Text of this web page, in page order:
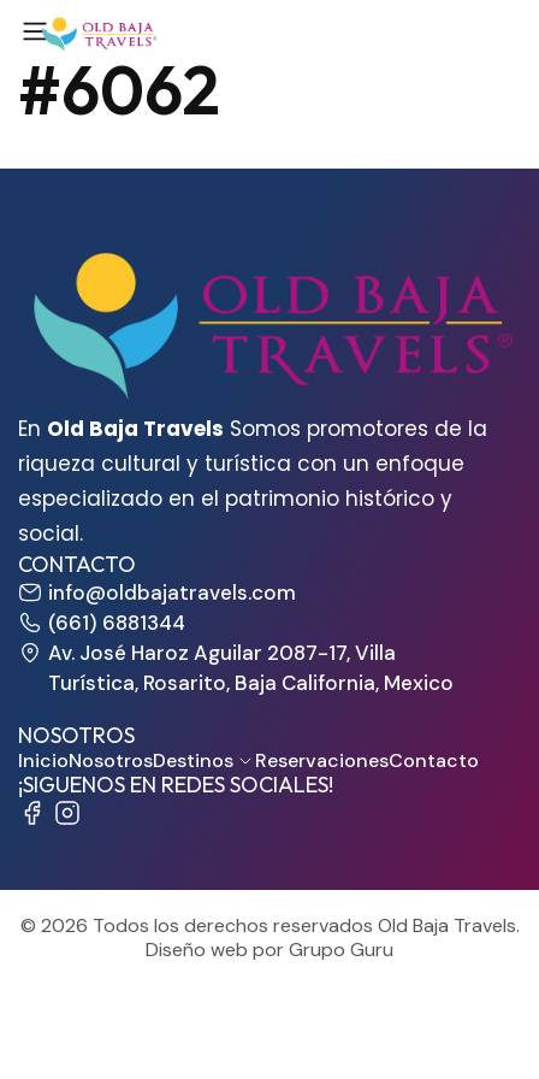
#6062
En Old Baja Travels Somos promotores de la
riqueza cultural y turística con un enfoque
especializado en el patrimonio histórico y
social.
CONTACTO
info@oldbajatravels.com
(661) 6881344
Av. José Haroz Aguilar 2087-17, Villa
Turística, Rosarito, Baja California, Mexico
NOSOTROS
InicioNosotrosDestinos ReservacionesContacto
¡SIGUENOS EN REDES SOCIALES!
© 2026 Todos los derechos reservados Old Baja Travels.
Diseño web por Grupo Guru